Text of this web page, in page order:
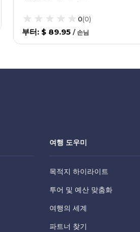
0(0)
부터: $ 89.95 / 손님
여행 도우미
목적지 하이라이트
투어 및 예산 맞춤화
여행의 세계
파트너 찾기